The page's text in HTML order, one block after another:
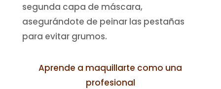
segunda capa de máscara,
asegurándote de peinar las pestañas
para evitar grumos.
Aprende a maquillarte como una
profesional